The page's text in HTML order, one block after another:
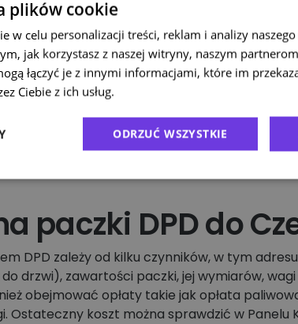
paczki DPD do
DPD zależy od kilku czynników, w tym
drzwi), zawartości paczki, jej wymiarów,
obejmować opłaty takie jak opłata
Ostateczny koszt można sprawdzić w Panelu
plików cookie
w celu personalizacji treści, reklam i analizy
jak korzystasz z naszej witryny, naszym
łączyć je z innymi informacjami, które im
Ciebie z ich usług.
ODRZUĆ WSZYSTKIE